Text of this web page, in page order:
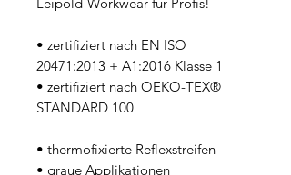
Leipold-Workwear für Profis!
• zertifiziert nach EN ISO
20471:2013 + A1:2016 Klasse 1
• zertifiziert nach OEKO-TEX®
STANDARD 100
• thermofixierte Reflexstreifen
• graue Applikationen